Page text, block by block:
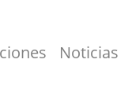
Noticias